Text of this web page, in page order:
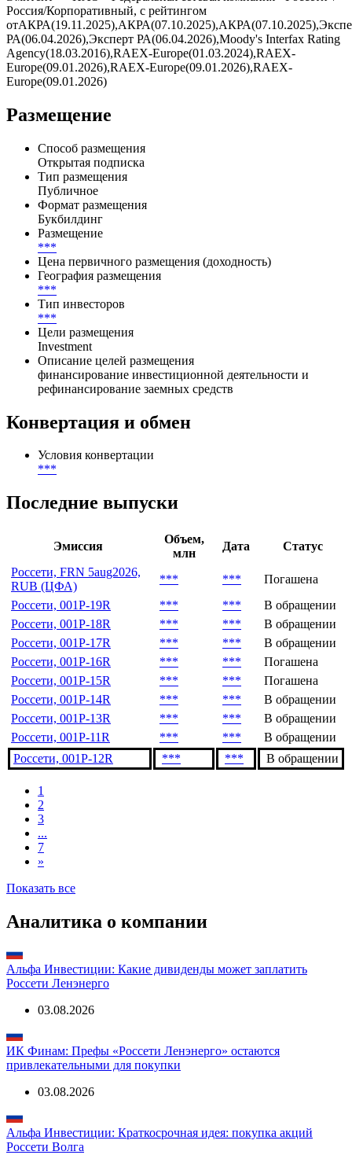
Россия/Корпоративный, с рейтингом
РА(06.04.2026),Эксперт РА(06.04.2026),Moody's Interfax Rating
Agency(18.03.2016),RAEX-Europe(01.03.2024),RAEX-
Europe(09.01.2026),RAEX-Europe(09.01.2026),RAEX-
Europe(09.01.2026)
Размещение
Способ размещения
Открытая подписка
Тип размещения
Публичное
Формат размещения
Букбилдинг
Размещение
***
Цена первичного размещения (доходность)
География размещения
***
Тип инвесторов
***
Цели размещения
Investment
Описание целей размещения
финансирование инвестиционной деятельности и
рефинансирование заемных средств
Конвертация и обмен
Условия конвертации
***
Последние выпуски
Эмиссия
Объем,
млн
Дата
Статус
Россети, FRN 5aug2026,
RUB (ЦФА)
*** ***
Погашена
Россети, 001Р-19R
*** ***
В обращении
Россети, 001Р-18R
*** ***
В обращении
Россети, 001Р-17R
*** ***
В обращении
Россети, 001Р-16R
*** ***
Погашена
Россети, 001P-15R
*** ***
Погашена
Россети, 001Р-14R
*** ***
В обращении
Россети, 001Р-13R
*** ***
В обращении
Россети, 001Р-11R
*** ***
В обращении
Россети, 001Р-12R
*** *** В обращении
1
2
3
...
7
»
Показать все
Аналитика о компании
Альфа Инвестиции: Какие дивиденды может заплатить
Россети Ленэнерго
03.08.2026
ИК Финам: Префы «Россети Ленэнерго» остаются
привлекательными для покупки
03.08.2026
Альфа Инвестиции: Краткосрочная идея: покупка акций
Россети Волга